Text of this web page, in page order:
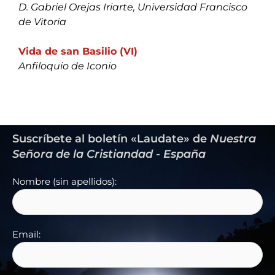
D. Gabriel Orejas Iriarte, Universidad Francisco
de Vitoria
Vida de san Basilio (VI)
Anfiloquio de Iconio
Suscríbete al boletín «Laudate» de Nuestra
Señora de la Cristiandad - España
Nombre (sin apellidos):
Email: